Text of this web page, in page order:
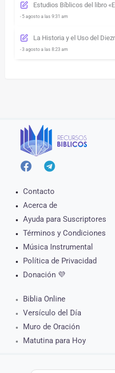
Estudios Bíblicos del libro
- 5 agosto a las 9:31 am
La Historia y el Uso del
- 3 agosto a las 8:23 am
Contacto
Acerca de
Ayuda para Suscriptores
Términos y Condiciones
Música Instrumental
Política de Privacidad
Donación 💜
Biblia Online
Versículo del Día
Muro de Oración
Matutina para Hoy